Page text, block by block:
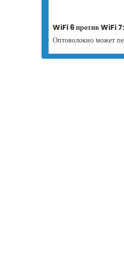
Оптоволокно может